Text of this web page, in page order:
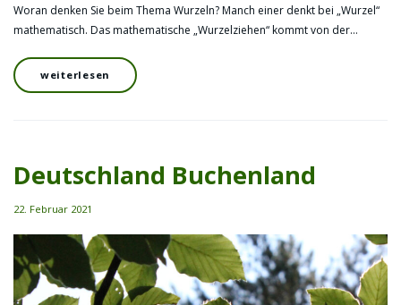
Woran denken Sie beim Thema Wurzeln? Manch einer denkt bei „Wurzel“
mathematisch. Das mathematische „Wurzelziehen“ kommt von der…
weiterlesen
Deutschland Buchenland
22. Februar 2021